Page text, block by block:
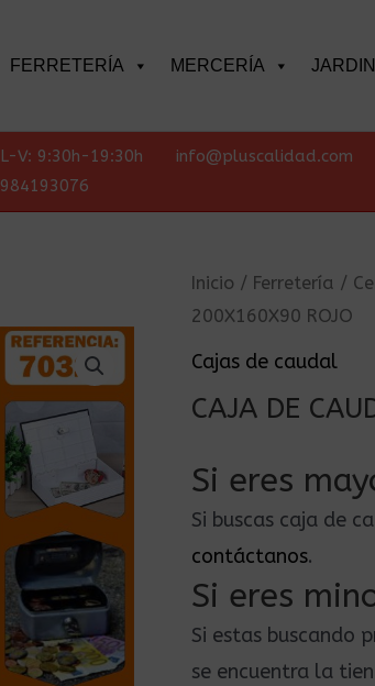
FERRETERÍA MERCERÍA
L-V: 9:30h-19:30h info@pluscalidad.com
984193076
Inicio / Ferretería /
200X160X90 ROJO
Cajas de caudal
CAJA DE
Si eres
Si buscas caja de
contáctanos.
Si eres
Si estas buscando
se encuentra la